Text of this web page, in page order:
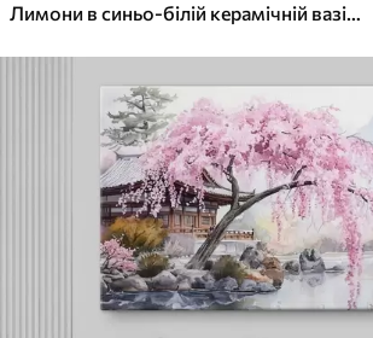
Лимони в синьо-білій керамічній вазі в стилі олійного живопису